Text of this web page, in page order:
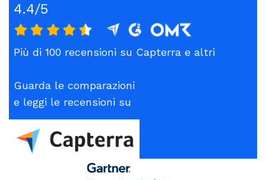
4.4/5
Più di 100 recensioni su Capterra e altri
Guarda le comparazioni
e leggi le recensioni su